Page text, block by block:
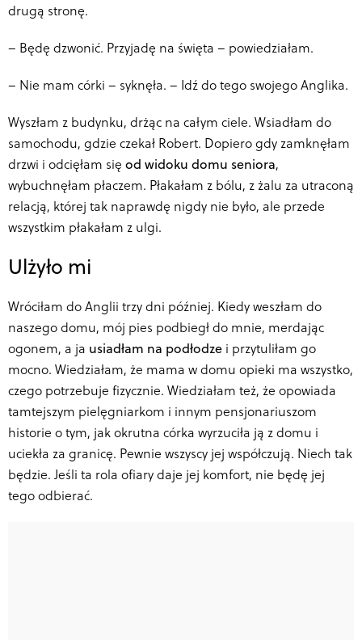
drugą stronę.
– Będę dzwonić. Przyjadę na święta – powiedziałam.
– Nie mam córki – syknęła. – Idź do tego swojego Anglika.
Wyszłam z budynku, drżąc na całym ciele. Wsiadłam do
samochodu, gdzie czekał Robert. Dopiero gdy zamknęłam
drzwi i odcięłam się od widoku domu seniora,
wybuchnęłam płaczem. Płakałam z bólu, z żalu za utraconą
relacją, której tak naprawdę nigdy nie było, ale przede
wszystkim płakałam z ulgi.
Ulżyło mi
Wróciłam do Anglii trzy dni później. Kiedy weszłam do
naszego domu, mój pies podbiegł do mnie, merdając
ogonem, a ja usiadłam na podłodze i przytuliłam go
mocno. Wiedziałam, że mama w domu opieki ma wszystko,
czego potrzebuje fizycznie. Wiedziałam też, że opowiada
tamtejszym pielęgniarkom i innym pensjonariuszom
historie o tym, jak okrutna córka wyrzuciła ją z domu i
uciekła za granicę. Pewnie wszyscy jej współczują. Niech tak
będzie. Jeśli ta rola ofiary daje jej komfort, nie będę jej
tego odbierać.